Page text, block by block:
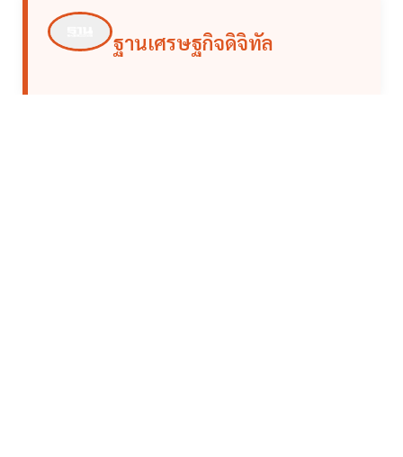
ฐานเศรษฐกิจดิจิทัล